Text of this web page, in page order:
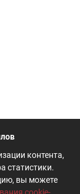
контента,
статистики.
вы можете